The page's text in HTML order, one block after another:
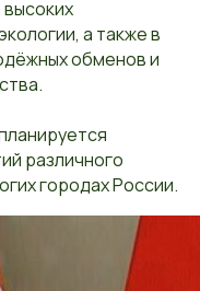
а также в
обменов и
различного
городах России.